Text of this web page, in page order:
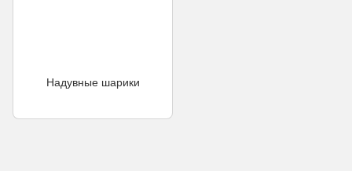
Надувные шарики